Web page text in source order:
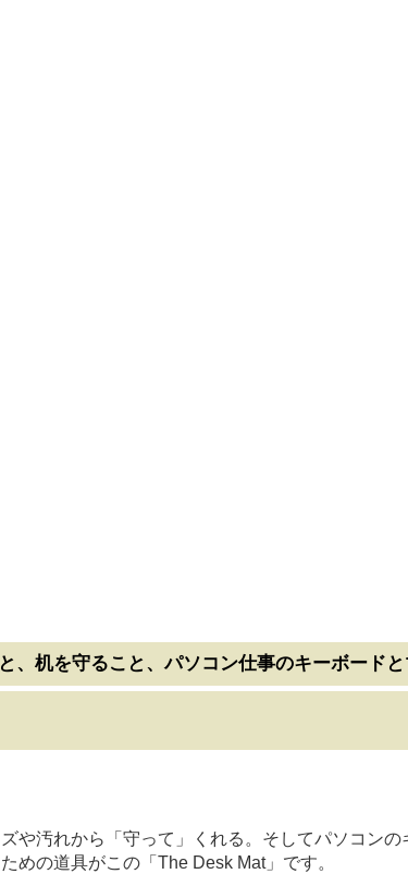
机を守ること、パソコン仕事のキーボードと
や汚れから「守って」くれる。そしてパソコン
めの道具がこの「The Desk Mat」です。